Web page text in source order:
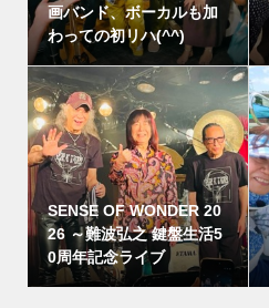
画バンド、ボーカルも加
わっての初リハ(^^)
SENSE OF WONDER 20
26 ～難波弘之 鍵盤生活5
0周年記念ライブ